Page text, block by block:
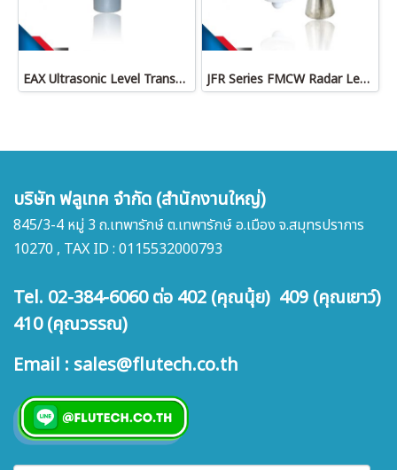
EAX Ultrasonic Level Transmitter JFR Series FMCW Radar Level Transmitter
บริษัท ฟลูเทค จำกัด (สำนักงานใหญ่)
845/3-4 หมู่ 3 ถ.เทพารักษ์ ต.เทพารักษ์ อ.เมือง จ.สมุทรปราการ
10270 , TAX ID : 0115532000793
Tel. 02-384-6060 ต่อ 402 (คุณนุ้ย) 409 (คุณเยาว์)
410 (คุณวรรณ)
Email : sales@flutech.co.th